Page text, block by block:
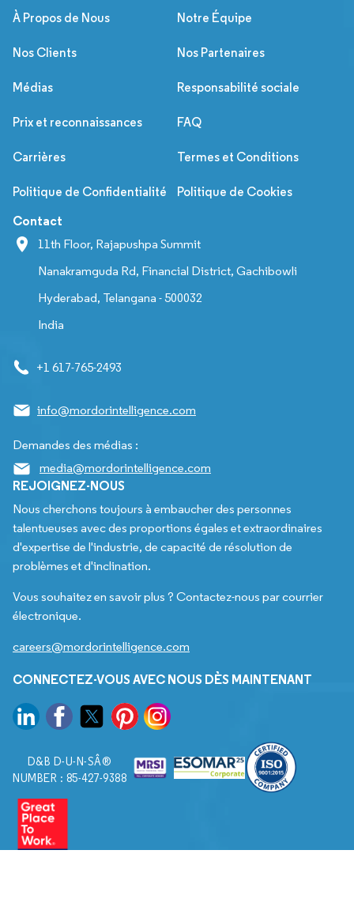
À Propos de Nous
Notre Équipe
Nos Clients Nos Partenaires
Médias Responsabilité sociale
Prix et reconnaissances FAQ
Carrières Termes et Conditions
Politique de Confidentialité Politique de Cookies
Contact
11th Floor, Rajapushpa Summit
Nanakramguda Rd, Financial District, Gachibowli
Hyderabad, Telangana - 500032
India
+1 617-765-2493
info@mordorintelligence.com
Demandes des médias :
media@mordorintelligence.com
REJOIGNEZ-NOUS
Nous cherchons toujours à embaucher des personnes
talentueuses avec des proportions égales et extraordinaires
d'expertise de l'industrie, de capacité de résolution de
problèmes et d'inclination.
Vous souhaitez en savoir plus ? Contactez-nous par courrier
électronique.
careers@mordorintelligence.com
CONNECTEZ-VOUS AVEC NOUS DÈS MAINTENANT
D&B D-U-N-SÂ®
NUMBER : 85-427-9388